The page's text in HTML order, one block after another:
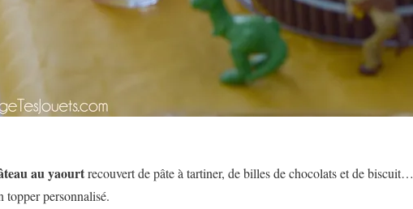
au yaourtrecouvert de pâte à tartiner, de billes de chocolats et de biscuit…
personnalisé.